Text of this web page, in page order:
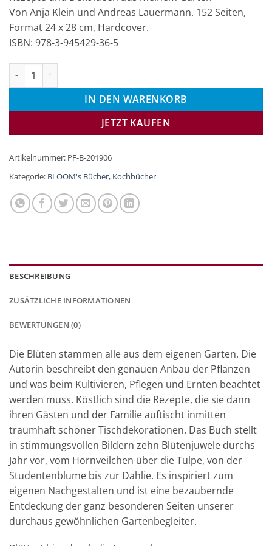
Von Anja Klein und Andreas Lauermann. 152 Seiten,
Format 24 x 28 cm, Hardcover.
ISBN: 978-3-945429-36-5
Blüten-Genuss für Tafel und Teller Menge
IN DEN WARENKORB
JETZT KAUFEN
Artikelnummer: PF-B-201906
Kategorie: BLOOM's Bücher, Kochbücher
BESCHREIBUNG
ZUSÄTZLICHE INFORMATIONEN
BEWERTUNGEN (0)
Die Blüten stammen alle aus dem eigenen Garten. Die
Autorin beschreibt den genauen Anbau der Pflanzen
und was beim Kultivieren, Pflegen und Ernten beachtet
werden muss. Köstlich sind die Rezepte, die sie dann
ihren Gästen und der Familie auftischt inmitten
traumhaft schöner Tischdekorationen. Das Buch stellt
in stimmungsvollen Bildern zehn Blütenjuwele durchs
Jahr vor, vom Hornveilchen über die Tulpe, von der
Studentenblume bis zur Dahlie. Es inspiriert zum
eigenen Nachgestalten und ist eine bezaubernde
Entdeckung der ganz besonderen Seiten unserer
durchaus gewöhnlichen Gartenbegleiter.